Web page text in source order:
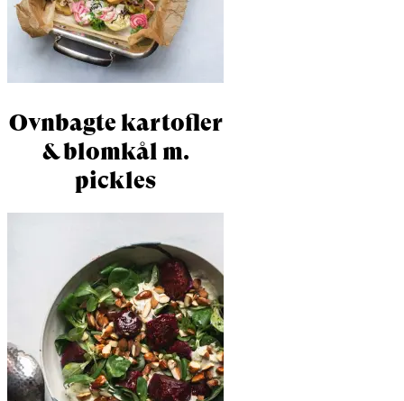
Ovnbagte kartofler
& blomkål m.
pickles